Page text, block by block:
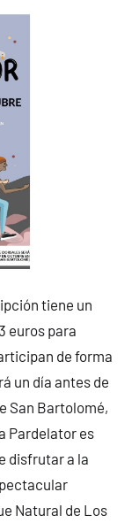
tiene un
euros para
de forma
un día antes de
San Bartolomé,
Pardelator es
disfrutar a la
Natural de Los